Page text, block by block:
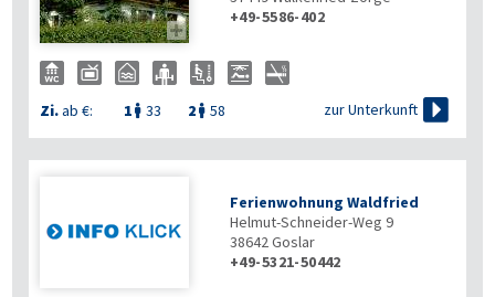

+49-5586-402
Zi.ab €: 1  33 2  58 zur Unterkunft 
Ferienwohnung Waldfried
Helmut-Schneider-Weg 9
38642Goslar
+49-5321-50442